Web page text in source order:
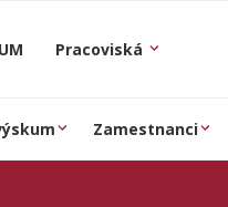
UM Pracoviská
Zamestnanci